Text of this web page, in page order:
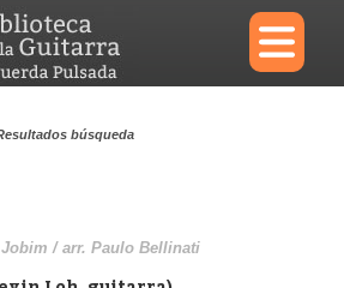
×
Diccionario
búsqueda
/ arr. Paulo Bellinati